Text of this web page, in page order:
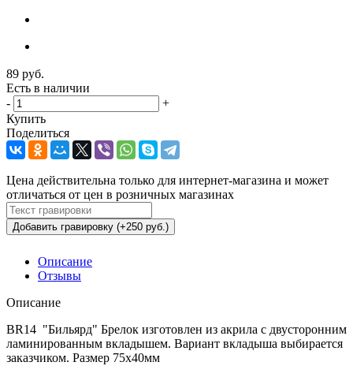
89 руб.
Есть в наличии
-
+
Купить
Поделиться
Цена действительна только для интернет-магазина и может
отличаться от цен в розничных магазинах
Добавить гравировку (+250 руб.)
Описание
Отзывы
Описание
BR14 "Бильярд" Брелок изготовлен из акрила с двусторонним
ламинированным вкладышем. Вариант вкладыша выбирается
заказчиком. Размер 75х40мм